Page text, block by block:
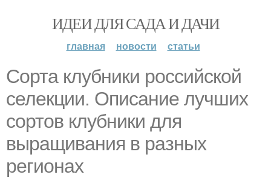
ИДЕИ ДЛЯ САДА И ДАЧИ
главная новости статьи
Сорта клубники российской
селекции. Описание лучших
сортов клубники для
выращивания в разных
регионах